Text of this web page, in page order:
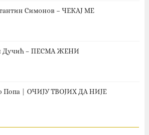
Симонов – ЧЕКАЈ МЕ
Дучић – ПЕСМА ЖЕНИ
Попа | ОЧИЈУ ТВОЈИХ ДА НИЈЕ